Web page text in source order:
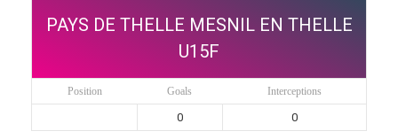
PAYS DE THELLE MESNIL EN THELLE
U15F
Position Goals Interceptions
0 0